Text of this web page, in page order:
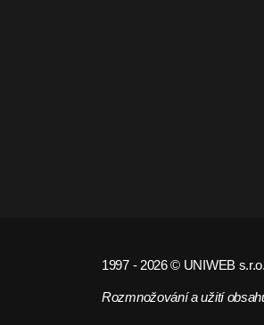
1997 - 2026 © UNIWEB
Rozmnožování a užití